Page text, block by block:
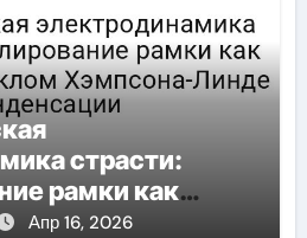
страсти:
рамки как
Хэмпсона-
Апр 16, 2026